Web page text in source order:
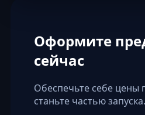
Оформите
сейчас
Обеспечьте себе цены
станьте частью запуска.